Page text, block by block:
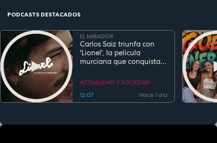
PODCASTS DESTACADOS
EL MIRADOR
Carlos Saiz triunfa con
'Lionel', la película
murciana que conquista
estreno
ACTUALIDAD Y SOCIEDAD
12:07
Hace 1 día